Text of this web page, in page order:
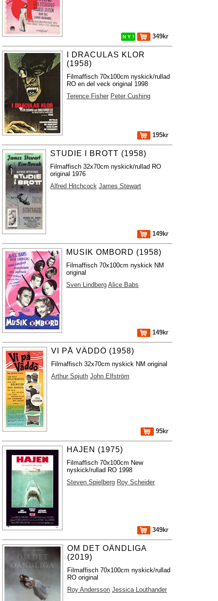
N Y ! 349kr
I DRACULAS KLOR
(1958)
Filmaffisch 70x100cm nyskick/rullad
RO en del veck original 1998
Terence Fisher Peter Cushing
195kr
STUDIE I BROTT (1958)
Filmaffisch 32x70cm nyskick/rullad RO
original 1976
Alfred Hitchcock James Stewart
149kr
MUSIK OMBORD (1958)
Filmaffisch 70x100cm nyskick NM
original
Sven Lindberg Alice Babs
149kr
VI PÅ VÄDDÖ (1958)
Filmaffisch 32x70cm nyskick NM original
Arthur Spjuth John Elfström
95kr
HAJEN (1975)
Filmaffisch 70x100cm New
nyskick/rullad RO 1998
Steven Spielberg Roy Scheider
349kr
OM DET OÄNDLIGA
(2019)
Filmaffisch 70x100cm nyskick/rullad
RO original
Roy Andersson Jessica Louthander